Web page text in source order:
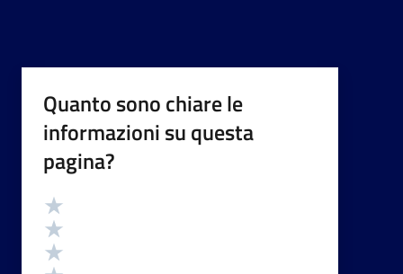
Quanto sono chiare le
informazioni su questa
pagina?
Valutazione